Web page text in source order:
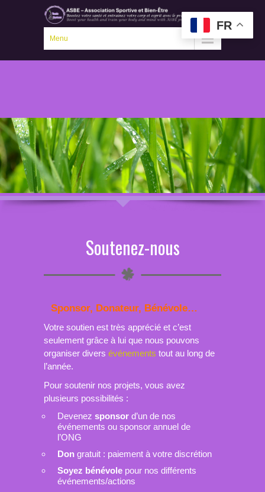
Menu
Soutenez-nous
Sponsor, Donateur, Bénévole…
Votre soutien est très apprécié et c’est
seulement grâce à lui que nous pouvons
organiser divers événements tout au long de
l’année.
Pour soutenir nos projets, vous avez
plusieurs possibilités :
Devenez sponsor d’un de nos
événements ou sponsor annuel de
l’ONG
Don gratuit : paiement à votre discrétion
Soyez bénévole pour nos différents
événements/actions
FR